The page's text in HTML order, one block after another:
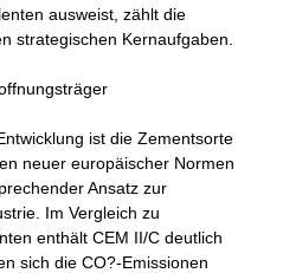
ausweist, zählt die
strategischen Kernaufgaben.
ist die Zementsorte
neuer europäischer Normen
Ansatz zur
Im Vergleich zu
enthält CEM II/C deutlich
sich die CO?-Emissionen